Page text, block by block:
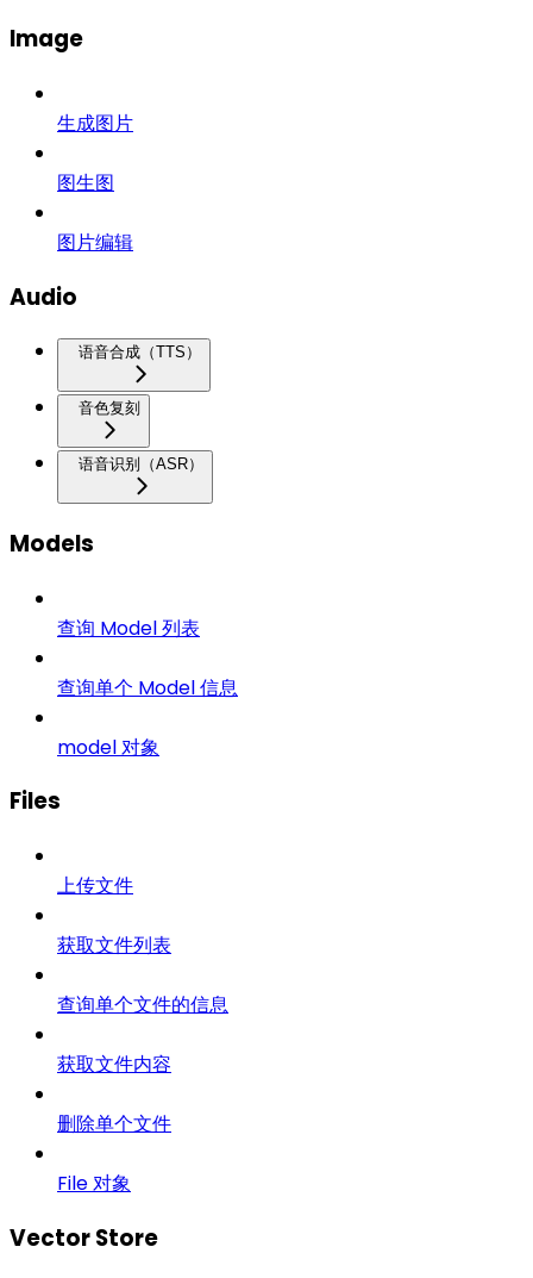
Image
生成图片
图生图
图片编辑
Audio
语音合成（TTS）
音色复刻
语音识别（ASR）
Models
查询 Model 列表
查询单个 Model 信息
model 对象
Files
上传文件
获取文件列表
查询单个文件的信息
获取文件内容
删除单个文件
File 对象
Vector Store